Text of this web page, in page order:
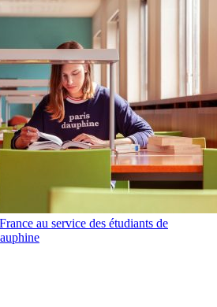
au service des étudiants de